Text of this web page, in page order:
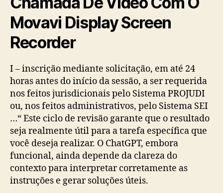
Movavi Display Screen
Recorder
I – inscrição mediante solicitação, em até 24
horas antes do início da sessão, a ser requerida
nos feitos jurisdicionais pelo Sistema PROJUDI
ou, nos feitos administrativos, pelo Sistema SEI
…“ Este ciclo de revisão garante que o resultado
seja realmente útil para a tarefa específica que
você deseja realizar. O ChatGPT, embora
funcional, ainda depende da clareza do
contexto para interpretar corretamente as
instruções e gerar soluções úteis.